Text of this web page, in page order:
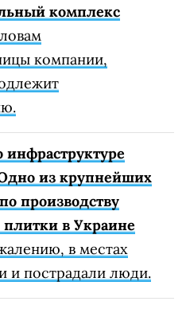
комплекс
компании,
из крупнейших
производству
в Украине
в местах
и пострадали люди.